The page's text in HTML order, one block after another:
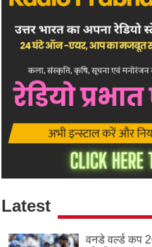
Latest
वनडे वर्ल्ड कप